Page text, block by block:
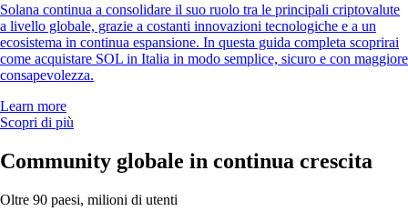
Solana continua a consolidare il suo ruolo tra le principali criptovalute
a livello globale, grazie a costanti innovazioni tecnologiche e a un
ecosistema in continua espansione. In questa guida completa scoprirai
come acquistare SOL in Italia in modo semplice, sicuro e con maggiore
consapevolezza.
Learn more
Scopri di più
Community globale in continua crescita
Oltre 90 paesi, milioni di utenti